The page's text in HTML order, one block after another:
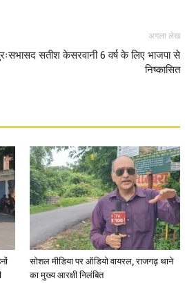
अगला लेख
सतीश केसरवानी 6 वर्ष के लिए भाजपा से
निष्कासित
सोशल मीडिया पर ऑडियो वायरल, राजगढ़ थाने
का मुख्य आरक्षी निलंबित